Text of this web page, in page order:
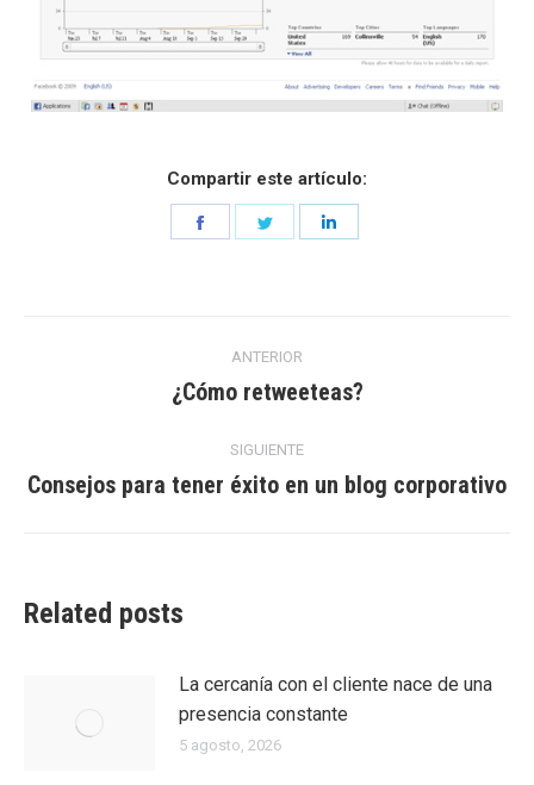
Compartir este artículo:
Share
ANTERIOR
Entrada
¿Cómo retweeteas?
SIGUIENTE
Entrada
Consejos para tener éxito en un blog corporativo
Related posts
La cercanía con el cliente nace de una
presencia constante
5 agosto, 2026